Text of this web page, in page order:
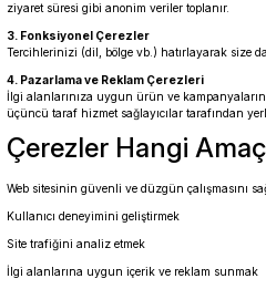
ziyaret süresi gibi anonim veriler toplanır.
3. Fonksiyonel Çerezler
Tercihlerinizi (dil, bölge vb.) hatırlayarak size
4. Pazarlama ve Reklam Çerezleri
İlgi alanlarınıza uygun ürün ve
üçüncü taraf hizmet sağlayıcılar tarafından
Çerezler Hangi
Web sitesinin güvenli ve düzgün çalışmasını
Kullanıcı deneyimini geliştirmek
Site trafiğini analiz etmek
İlgi alanlarına uygun içerik ve reklam sunmak